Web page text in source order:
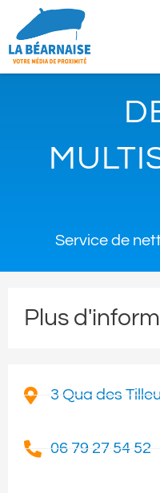
Service de
Plus
3 Qua des
06 79 27 54 52